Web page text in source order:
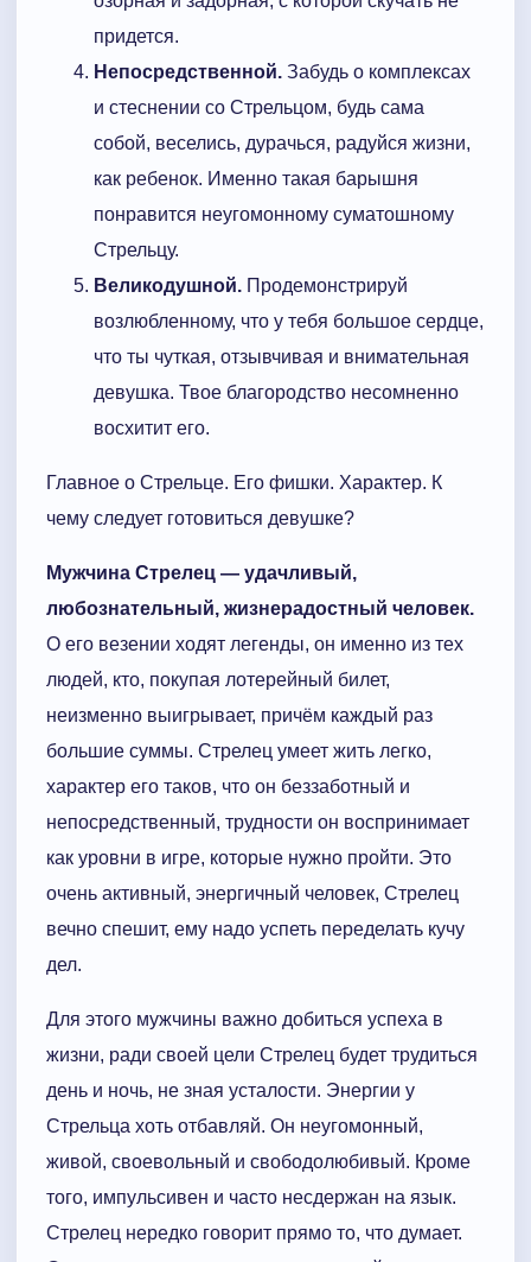
придется.
Непосредственной. Забудь о комплексах
и стеснении со Стрельцом, будь сама
собой, веселись, дурачься, радуйся жизни,
как ребенок. Именно такая барышня
понравится неугомонному суматошному
Стрельцу.
Великодушной. Продемонстрируй
возлюбленному, что у тебя большое сердце,
что ты чуткая, отзывчивая и внимательная
девушка. Твое благородство несомненно
восхитит его.
Главное о Стрельце. Его фишки. Характер. К
чему следует готовиться девушке?
Мужчина Стрелец — удачливый,
любознательный, жизнерадостный человек.
О его везении ходят легенды, он именно из тех
людей, кто, покупая лотерейный билет,
неизменно выигрывает, причём каждый раз
большие суммы. Стрелец умеет жить легко,
характер его таков, что он беззаботный и
непосредственный, трудности он воспринимает
как уровни в игре, которые нужно пройти. Это
очень активный, энергичный человек, Стрелец
вечно спешит, ему надо успеть переделать кучу
дел.
Для этого мужчины важно добиться успеха в
жизни, ради своей цели Стрелец будет трудиться
день и ночь, не зная усталости. Энергии у
Стрельца хоть отбавляй. Он неугомонный,
живой, своевольный и свободолюбивый. Кроме
того, импульсивен и часто несдержан на язык.
Стрелец нередко говорит прямо то, что думает.